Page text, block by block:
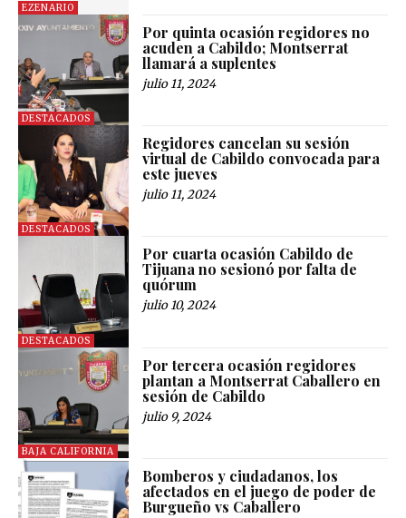
EZENARIO
DESTACADOS
Por quinta ocasión regidores no
acuden a Cabildo; Montserrat
llamará a suplentes
julio 11, 2024
DESTACADOS
Regidores cancelan su sesión
virtual de Cabildo convocada para
este jueves
julio 11, 2024
DESTACADOS
Por cuarta ocasión Cabildo de
Tijuana no sesionó por falta de
quórum
julio 10, 2024
BAJA CALIFORNIA
Por tercera ocasión regidores
plantan a Montserrat Caballero en
sesión de Cabildo
julio 9, 2024
Bomberos y ciudadanos, los
afectados en el juego de poder de
Burgueño vs Caballero